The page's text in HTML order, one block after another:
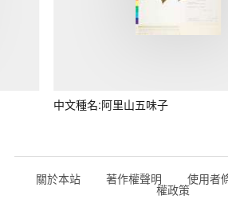
中文種名:阿里山五味子
關於本站 著作權聲明 使用者
權政策